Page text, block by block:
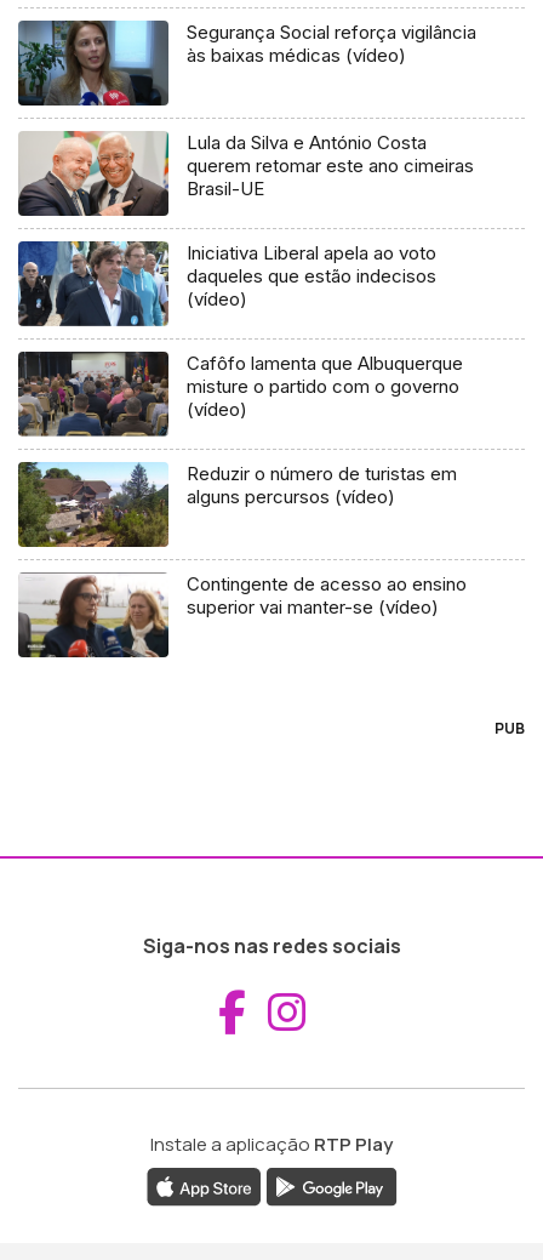
Segurança Social reforça vigilância
às baixas médicas (vídeo)
Lula da Silva e António Costa
querem retomar este ano cimeiras
Brasil-UE
Iniciativa Liberal apela ao voto
daqueles que estão indecisos
(vídeo)
Cafôfo lamenta que Albuquerque
misture o partido com o governo
(vídeo)
Reduzir o número de turistas em
alguns percursos (vídeo)
Contingente de acesso ao ensino
superior vai manter-se (vídeo)
PUB
Siga-nos nas redes sociais
Aceder ao
Instale a aplicação RTP Play